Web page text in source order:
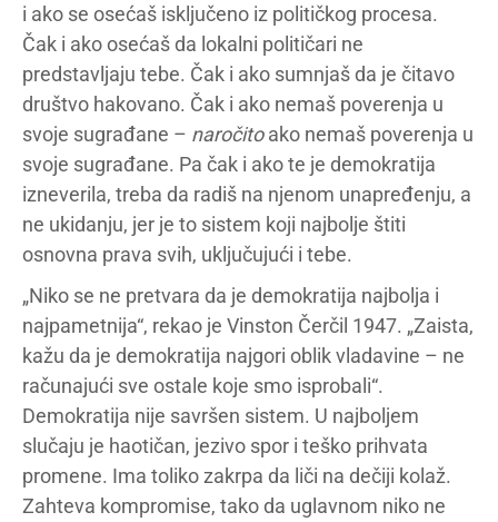
i ako se osećaš isključeno iz političkog procesa.
Čak i ako osećaš da lokalni političari ne
predstavljaju tebe. Čak i ako sumnjaš da je čitavo
društvo hakovano. Čak i ako nemaš poverenja u
svoje sugrađane – naročitoako nemaš poverenja u
svoje sugrađane. Pa čak i ako te je demokratija
izneverila, treba da radiš na njenom unapređenju, a
ne ukidanju, jer je to sistem koji najbolje štiti
osnovna prava svih, uključujući i tebe.
„Niko se ne pretvara da je demokratija najbolja i
najpametnija“, rekao je Vinston Čerčil 1947. „Zaista,
kažu da je demokratija najgori oblik vladavine – ne
računajući sve ostale koje smo isprobali“.
Demokratija nije savršen sistem. U najboljem
slučaju je haotičan, jezivo spor i teško prihvata
promene. Ima toliko zakrpa da liči na dečiji kolaž.
Zahteva kompromise, tako da uglavnom niko ne